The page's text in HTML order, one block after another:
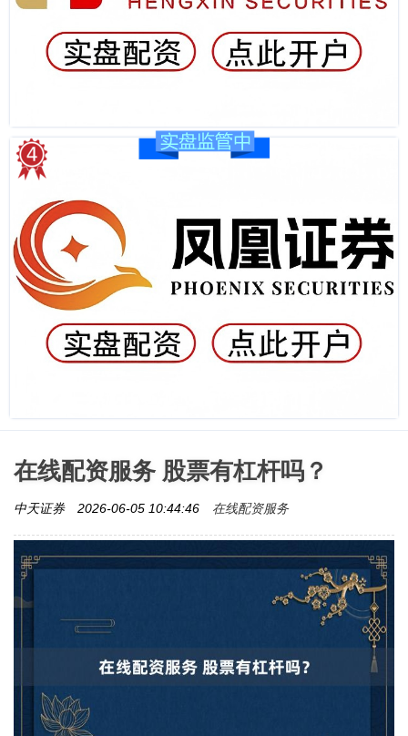
在线配资服务 股票有杠杆吗？
中天证券 2026-06-05 10:44:46 在线配资服务